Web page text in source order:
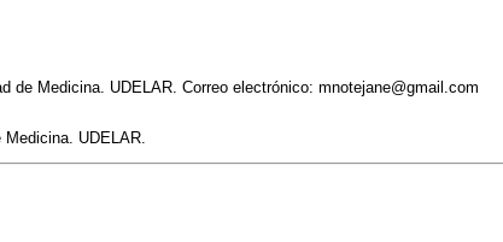
de Medicina. UDELAR. Correo electrónico: mnotejane@gmail.com
UDELAR.